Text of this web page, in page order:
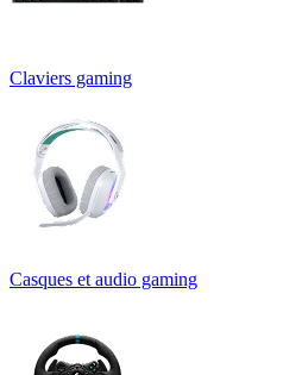
Claviers gaming
Casques et audio gaming